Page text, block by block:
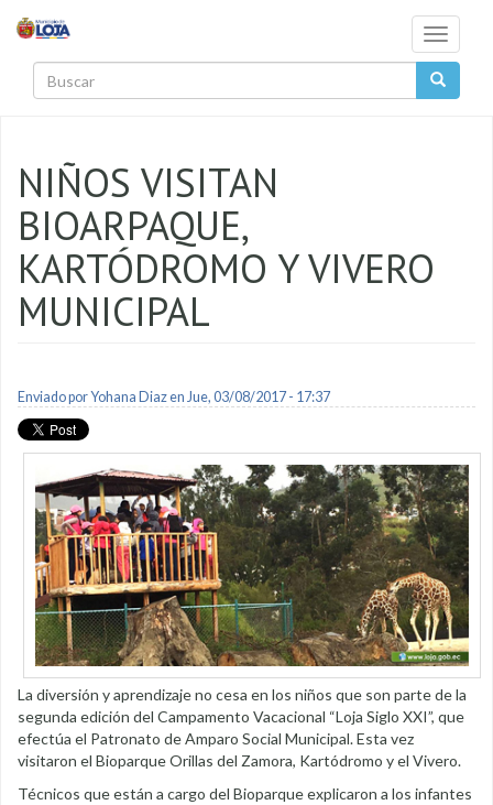
Toggle
NIÑOS VISITAN
BIOARPAQUE,
KARTÓDROMO Y VIVERO
MUNICIPAL
Enviado porYohana Diazen Jue, 03/08/2017 - 17:37
La diversión y aprendizaje no cesa en los niños que son parte de la
segunda edición del Campamento Vacacional “Loja Siglo XXI”, que
efectúa el Patronato de Amparo Social Municipal. Esta vez
visitaron el Bioparque Orillas del Zamora, Kartódromo y el Vivero.
Técnicos que están a cargo del Bioparque explicaron a los infantes